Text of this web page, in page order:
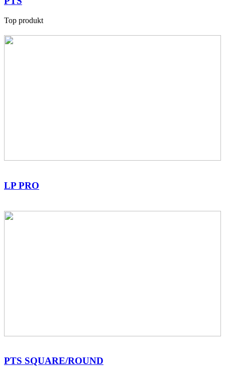
Top produkt
LP PRO
PTS SQUARE/ROUND